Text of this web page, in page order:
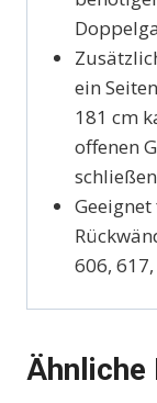
ein
181 cm
offenen
schließen
606,
Ähnliche